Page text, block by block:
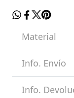
Material
Info. Envío
Info.